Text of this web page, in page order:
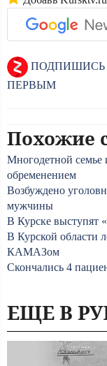
ПОДПИШИСЬ
ПЕРВЫМ
Похожие
Многодетной семье
обременением
Возбуждено
мужчины
В Курске выступят
В Курской области
КАМАЗом
Скончались 4
ЕЩЕ В